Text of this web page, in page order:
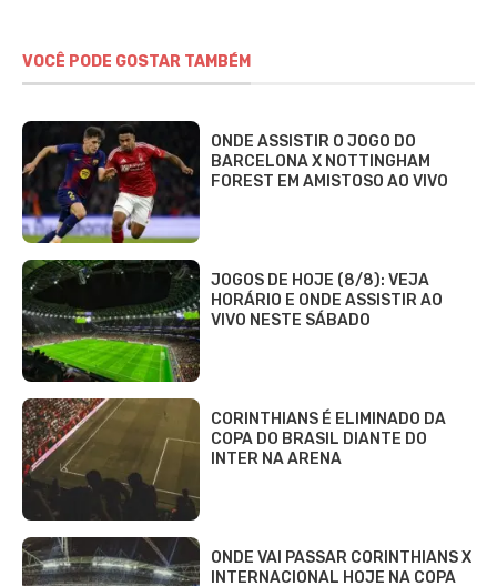
VOCÊ PODE GOSTAR TAMBÉM
ONDE ASSISTIR O JOGO DO
BARCELONA X NOTTINGHAM
FOREST EM AMISTOSO AO VIVO
JOGOS DE HOJE (8/8): VEJA
HORÁRIO E ONDE ASSISTIR AO
VIVO NESTE SÁBADO
CORINTHIANS É ELIMINADO DA
COPA DO BRASIL DIANTE DO
INTER NA ARENA
ONDE VAI PASSAR CORINTHIANS X
INTERNACIONAL HOJE NA COPA